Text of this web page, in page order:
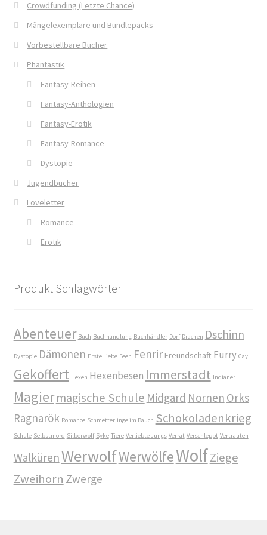
Blog
Buch-Shop
Bücher
Das Verlagsteam
Datenschutzerklärung
Die Dunkelmagierchroniken
Die Dunkelmagierchroniken Bd. 3
Die Silberwölfe
Drachen Diebe und Dämonen
Echtheit von Bewertungen
Edition Wilde Wölfe
Ein Mr. Grey mit Pelz – Emma & Nikita
Einzel Romane
Crowdfunding (Letzte Chance)
Mängelexemplare und Bundlepacks
Vorbestellbare Bücher
Phantastik
Fantasy-Reihen
Fantasy-Anthologien
Fantasy-Erotik
Fantasy-Romance
Dystopie
Jugendbücher
Loveletter
Romance
Erotik
Produkt Schlagwörter
Abenteuer Buch Buchhandlung Buchhändler Dorf Drachen Dschinn
Dystopie Dämonen Erste Liebe Feen Fenrir Freundschaft Furry Gay
Gekoffert Hexen Hexenbesen Immerstadt Indianer
Magier magische Schule Midgard Nornen Orks
Ragnarök Romance Schmetterlinge im Bauch Schokoladenkrieg
Schule Selbstmord Silberwolf Syke Tiere Verliebte Jungs Verrat Verschleppt Vertrauten
WalkürenWerwolfWerwölfeWolfZiege
Zweihorn Zwerge